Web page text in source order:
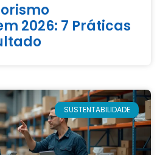
2026: 7 Práticas
SUSTENTABILIDADE